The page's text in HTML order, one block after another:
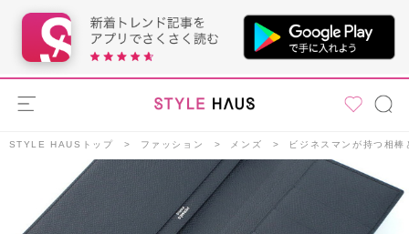
STYLE HAUSトップ ファッション メンズ ビジネスマンが持つ相